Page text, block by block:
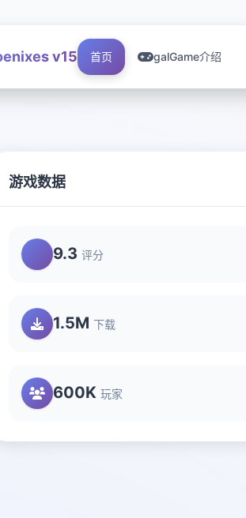
v15 首页 galGame介绍
游戏数据
9.3 评分
1.5M 下载
600K 玩家